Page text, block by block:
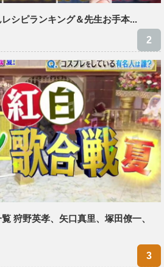
シピランキング＆先生お手本...
狩野英孝、矢口真里、塚田僚一、